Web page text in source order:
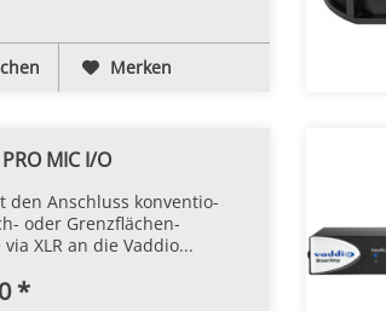
Merken
MIC I/O
den Anschluss konventio-
oder Grenzflächen-
XLR an die Vaddio...
*